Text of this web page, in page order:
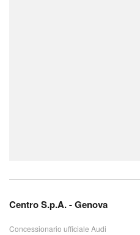
Centro S.p.A. - Genova
Concessionario ufficiale Audi